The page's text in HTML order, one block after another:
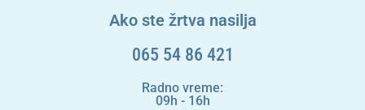
Ako ste žrtva nasilja
065 54 86 421
Radno vreme:
09h - 16h